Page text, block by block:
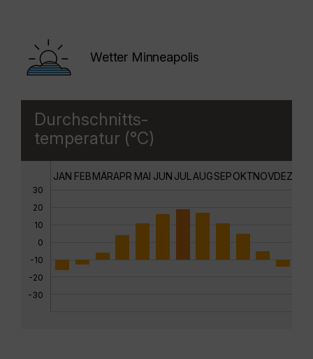
Wetter Minneapolis
Durchschnitts-
temperatur (°C)
30
20
10
0
-10
-20
-30
JAN FEBMÄRAPR MAI JUN JUL AUGSEPOKTNOVDEZ